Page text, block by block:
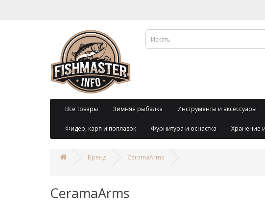
Все товары Зимняя рыбалка Инструменты и аксессуары
Фидер, карп и поплавок Фурнитура и оснастка Хранение
Бренд CeramaArms
CeramaArms